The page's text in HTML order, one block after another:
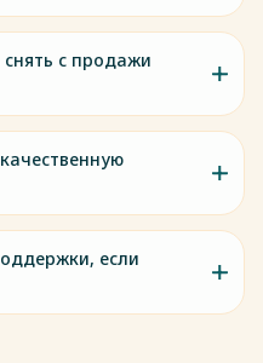
с продажи
если